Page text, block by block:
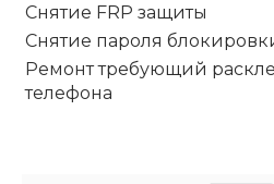
Снятие FRP защиты
Снятие пароля
Ремонт требующий
телефона